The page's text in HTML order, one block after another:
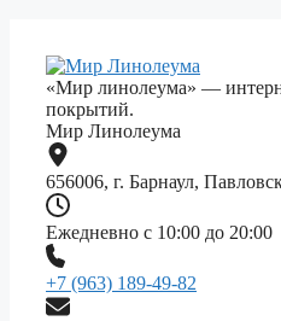
«Мир линолеума» —
покрытий.
Мир Линолеума
656006, г. Барнаул,
Ежедневно с 10:00 до 20:00
+7 (963) 189-49-82